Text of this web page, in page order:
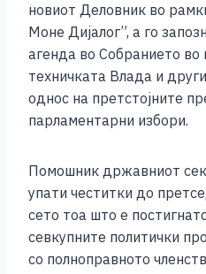
новиот Деловник во
Моне Дијалог”, а го
агенда во Собранието во
техничката Влада и
однос на претстојните
парламентарни избори.
Помошник државниот
упати честитки до
сето тоа што е
севкупните политички
со полноправното